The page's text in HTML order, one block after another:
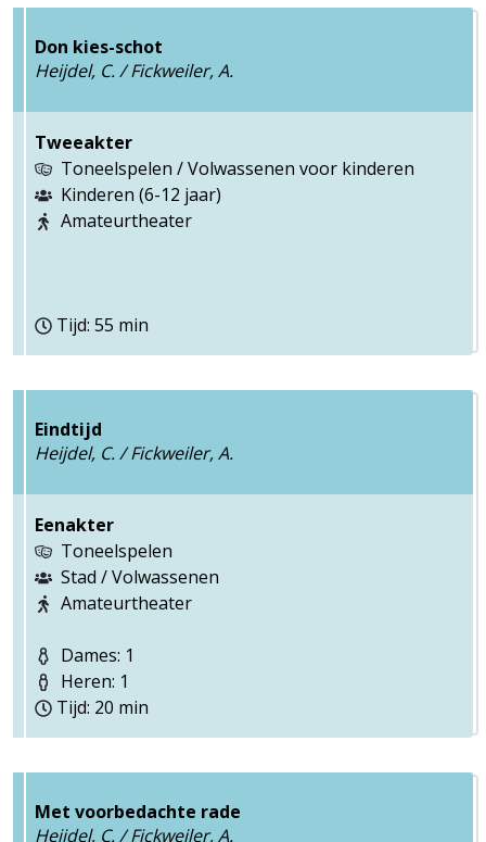
Don kies-schot
Heijdel, C. / Fickweiler, A.
Tweeakter
Toneelspelen / Volwassenen voor kinderen
Kinderen (6-12 jaar)
Amateurtheater
Tijd: 55 min
Eindtijd
Heijdel, C. / Fickweiler, A.
Eenakter
Toneelspelen
Stad / Volwassenen
Amateurtheater
Dames: 1
Heren: 1
Tijd: 20 min
Met voorbedachte rade
Heijdel, C. / Fickweiler, A.